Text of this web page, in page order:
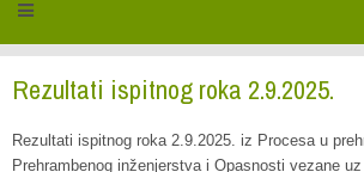
Rezultati ispitnog roka 2.9.2025.
Rezultati ispitnog roka 2.9.2025. iz Procesa u
Prehrambenog inženjerstva i Opasnosti vezane